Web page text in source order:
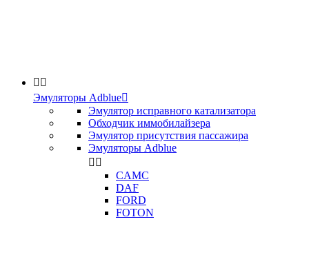
 
Эмуляторы Adblue
Эмулятор исправного катализатора
Обходчик иммобилайзера
Эмулятор присутствия пассажира
Эмуляторы Adblue
 
CAMC
DAF
FORD
FOTON